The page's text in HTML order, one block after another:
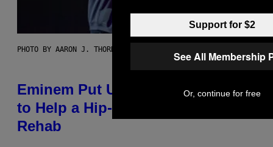
PHOTO BY AARON J. THORNTON/GETTY IMAGES
Eminem Put Up His Own Money
to Help a Hip-Hop Legend Go to
Rehab
Support for $2
See All Membership
Or, continue for free